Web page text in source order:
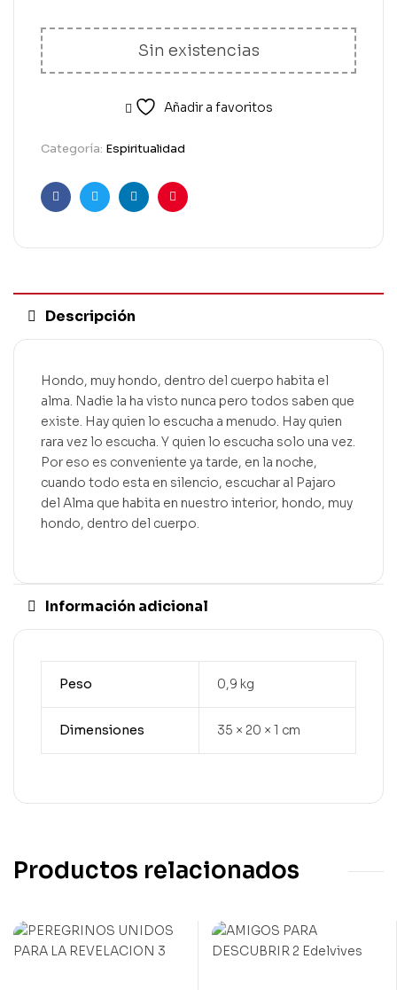
Sin existencias
Añadir a favoritos
Categoría: Espiritualidad
FacebookTwitterLinkedinPinterest
Descripción
Hondo, muy hondo, dentro del cuerpo habita el
alma. Nadie la ha visto nunca pero todos saben que
existe. Hay quien lo escucha a menudo. Hay quien
rara vez lo escucha. Y quien lo escucha solo una vez.
Por eso es conveniente ya tarde, en la noche,
cuando todo esta en silencio, escuchar al Pajaro
del Alma que habita en nuestro interior, hondo, muy
hondo, dentro del cuerpo.
Información adicional
Peso 0,9 kg
Dimensiones 35 × 20 × 1 cm
Productos relacionados